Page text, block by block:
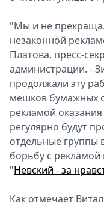
"Мы и не
незаконной
Платова, пресс-
администрации. -
продолжали эту
мешков бумажных
рекламой
регулярно будут
отдельные группы
борьбу с рекламой
"Невский - за
Как отмечает